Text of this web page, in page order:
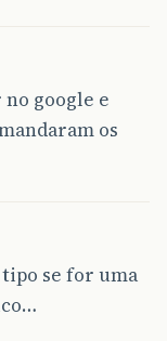
no google e
os
se for uma